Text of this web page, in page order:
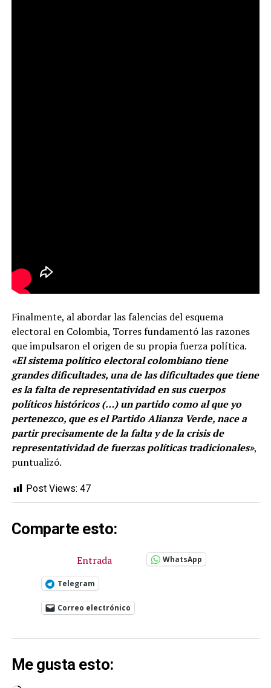
Finalmente, al abordar las falencias del esquema
electoral en Colombia, Torres fundamentó las razones
que impulsaron el origen de su propia fuerza política.
«El sistema político electoral colombiano tiene
grandes dificultades, una de las dificultades que tiene
es la falta de representatividad en sus cuerpos
políticos históricos (…) un partido como al que yo
pertenezco, que es el Partido Alianza Verde, nace a
partir precisamente de la falta y de la crisis de
representatividad de fuerzas políticas tradicionales»,
puntualizó.
Post Views: 47
Comparte esto:
Entrada WhatsApp
Telegram
Correo electrónico
Me gusta esto: